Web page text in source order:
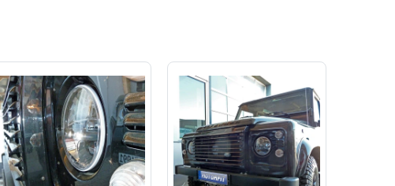
Lieferzeit ca. 2 Wochen
Lieferzeit ca. 4 Wochen
Produkt vergriffen,
Lieferzeit 2 Monate oder